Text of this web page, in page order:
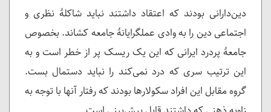
دین‌دارانی بودند که اعتقاد داشتند نباید شاکلۀ نظری و
اجتماعی دین را به وادی عملگرایانۀ جامعه کشاند. بخصوص
جامعۀ پردرد ایرانی که این یک ریسک پر از خطر است و به
این ترتیب سری که درد نمی‌کند را نباید دستمال بست.
گروه مقابل این افراد سکولارها بودند که رفتار آنها با توجه به